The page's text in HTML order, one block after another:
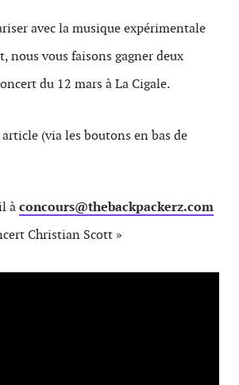
avec la musique expérimentale
nous vous faisons gagner deux
du 12 mars à La Cigale.
(via les boutons en bas de
àconcours@thebackpackerz.com
Christian Scott »